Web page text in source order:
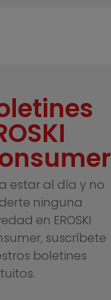
estar al día y no
ninguna
en EROSKI
suscríbete
boletines